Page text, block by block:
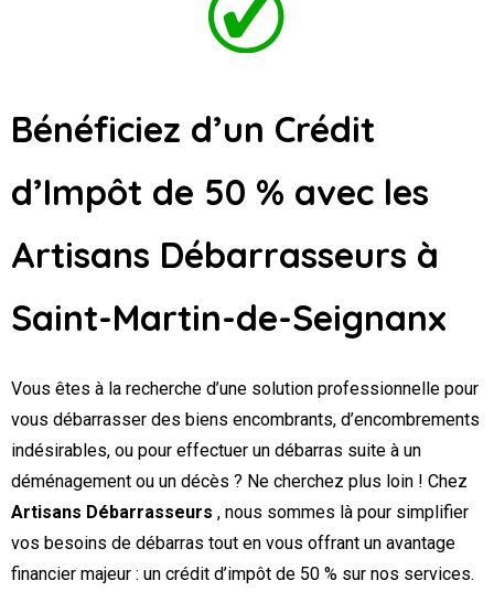
Bénéficiez d’un Crédit
d’Impôt de 50 % avec les
Artisans Débarrasseurs à
Saint-Martin-de-Seignanx
Vous êtes à la recherche d’une solution professionnelle pour
vous débarrasser des biens encombrants, d’encombrements
indésirables, ou pour effectuer un débarras suite à un
déménagement ou un décès ? Ne cherchez plus loin ! Chez
Artisans Débarrasseurs , nous sommes là pour simplifier
vos besoins de débarras tout en vous offrant un avantage
financier majeur : un crédit d’impôt de 50 % sur nos services.